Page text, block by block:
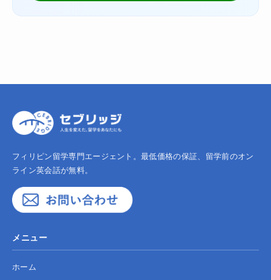
フィリピン留学専門エージェント。最低価格の保証、留学前のオン
ライン英会話が無料。
メニュー
ホーム